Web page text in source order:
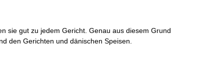
sie gut zu jedem Gericht. Genau aus diesem Grund
den Gerichten und dänischen Speisen.